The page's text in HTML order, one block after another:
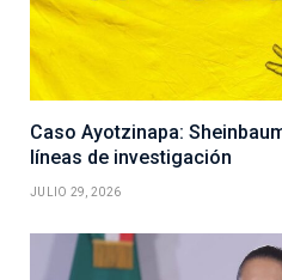
Caso Ayotzinapa:
líneas de investigación
JULIO 29, 2026